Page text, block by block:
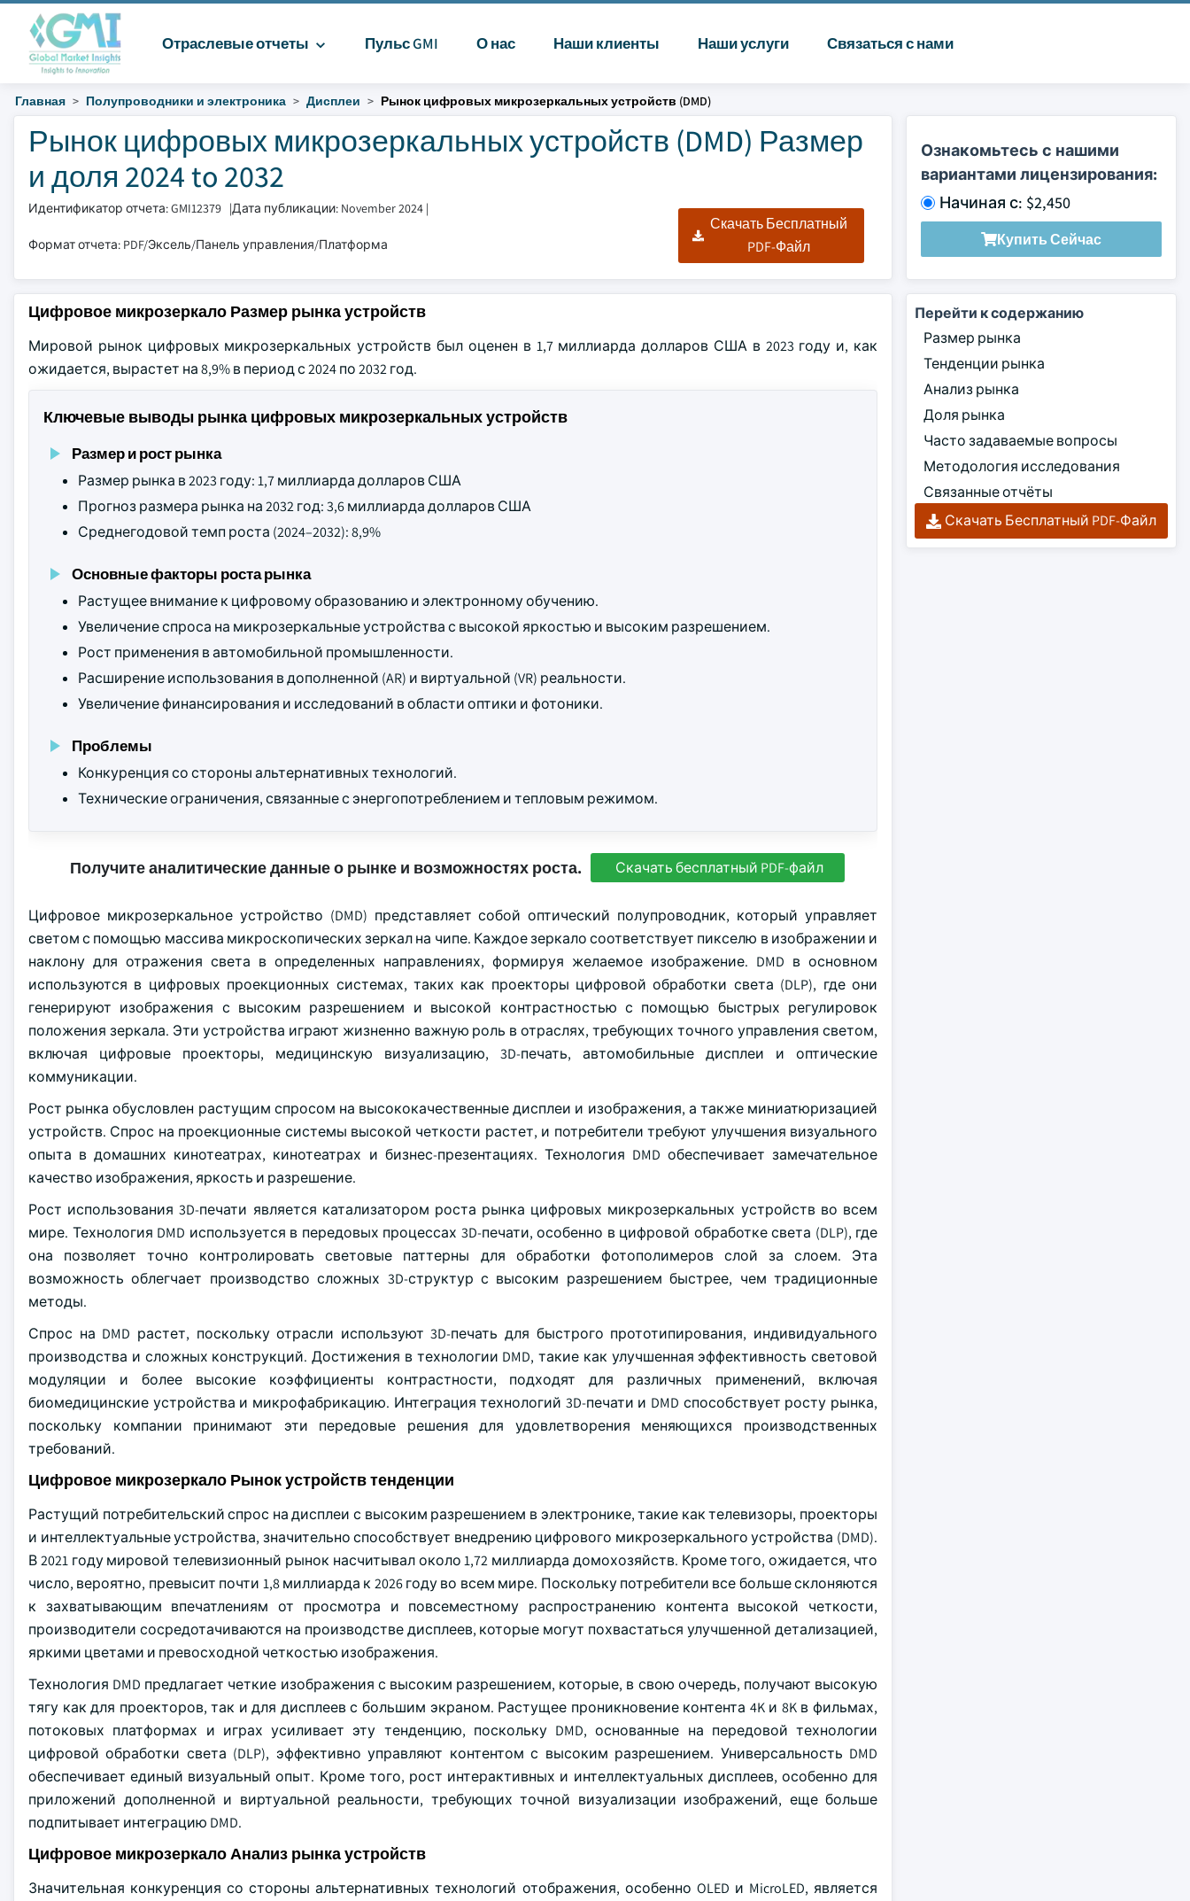
Отраслевые отчеты Пульс GMI О нас Наши клиенты Наши услуги Связаться с нами
Главная Полупроводники и электроника Дисплеи Рынок цифровых микрозеркальных устройств (DMD)
Рынок цифровых микрозеркальных устройств (DMD) Размер
и доля 2024 to 2032
Идентификатор отчета: GMI12379 |Дата публикации: November 2024 |
Формат отчета: PDF/Эксель/Панель управления/Платформа
Скачать Бесплатный
PDF-Файл
Ознакомьтесь с нашими
вариантами лицензирования:
Начиная с: $2,450
Купить Сейчас
Цифровое микрозеркало Размер рынка устройств
Мировой рынок цифровых микрозеркальных устройств был оценен в 1,7 миллиарда долларов США в 2023 году и, как
ожидается, вырастет на 8,9% в период с 2024 по 2032 год.
Ключевые выводы рынка цифровых микрозеркальных устройств
Размер и рост рынка
Размер рынка в 2023 году: 1,7 миллиарда долларов США
Прогноз размера рынка на 2032 год: 3,6 миллиарда долларов США
Среднегодовой темп роста (2024–2032): 8,9%
Основные факторы роста рынка
Растущее внимание к цифровому образованию и электронному обучению.
Увеличение спроса на микрозеркальные устройства с высокой яркостью и высоким разрешением.
Рост применения в автомобильной промышленности.
Расширение использования в дополненной (AR) и виртуальной (VR) реальности.
Увеличение финансирования и исследований в области оптики и фотоники.
Проблемы
Конкуренция со стороны альтернативных технологий.
Технические ограничения, связанные с энергопотреблением и тепловым режимом.
Получите аналитические данные о рынке и возможностях роста. Скачать бесплатный PDF-файл
Цифровое микрозеркальное устройство (DMD) представляет собой оптический полупроводник, который управляет
светом с помощью массива микроскопических зеркал на чипе. Каждое зеркало соответствует пикселю в изображении и
наклону для отражения света в определенных направлениях, формируя желаемое изображение. DMD в основном
используются в цифровых проекционных системах, таких как проекторы цифровой обработки света (DLP), где они
генерируют изображения с высоким разрешением и высокой контрастностью с помощью быстрых регулировок
положения зеркала. Эти устройства играют жизненно важную роль в отраслях, требующих точного управления светом,
включая цифровые проекторы, медицинскую визуализацию, 3D-печать, автомобильные дисплеи и оптические
коммуникации.
Рост рынка обусловлен растущим спросом на высококачественные дисплеи и изображения, а также миниатюризацией
устройств. Спрос на проекционные системы высокой четкости растет, и потребители требуют улучшения визуального
опыта в домашних кинотеатрах, кинотеатрах и бизнес-презентациях. Технология DMD обеспечивает замечательное
качество изображения, яркость и разрешение.
Рост использования 3D-печати является катализатором роста рынка цифровых микрозеркальных устройств во всем
мире. Технология DMD используется в передовых процессах 3D-печати, особенно в цифровой обработке света (DLP), где
она позволяет точно контролировать световые паттерны для обработки фотополимеров слой за слоем. Эта
возможность облегчает производство сложных 3D-структур с высоким разрешением быстрее, чем традиционные
методы.
Спрос на DMD растет, поскольку отрасли используют 3D-печать для быстрого прототипирования, индивидуального
производства и сложных конструкций. Достижения в технологии DMD, такие как улучшенная эффективность световой
модуляции и более высокие коэффициенты контрастности, подходят для различных применений, включая
биомедицинские устройства и микрофабрикацию. Интеграция технологий 3D-печати и DMD способствует росту рынка,
поскольку компании принимают эти передовые решения для удовлетворения меняющихся производственных
требований.
Цифровое микрозеркало Рынок устройств тенденции
Растущий потребительский спрос на дисплеи с высоким разрешением в электронике, такие как телевизоры, проекторы
и интеллектуальные устройства, значительно способствует внедрению цифрового микрозеркального устройства (DMD).
В 2021 году мировой телевизионный рынок насчитывал около 1,72 миллиарда домохозяйств. Кроме того, ожидается, что
число, вероятно, превысит почти 1,8 миллиарда к 2026 году во всем мире. Поскольку потребители все больше склоняются
к захватывающим впечатлениям от просмотра и повсеместному распространению контента высокой четкости,
производители сосредотачиваются на производстве дисплеев, которые могут похвастаться улучшенной детализацией,
яркими цветами и превосходной четкостью изображения.
Технология DMD предлагает четкие изображения с высоким разрешением, которые, в свою очередь, получают высокую
тягу как для проекторов, так и для дисплеев с большим экраном. Растущее проникновение контента 4K и 8K в фильмах,
потоковых платформах и играх усиливает эту тенденцию, поскольку DMD, основанные на передовой технологии
цифровой обработки света (DLP), эффективно управляют контентом с высоким разрешением. Универсальность DMD
обеспечивает единый визуальный опыт. Кроме того, рост интерактивных и интеллектуальных дисплеев, особенно для
приложений дополненной и виртуальной реальности, требующих точной визуализации изображений, еще больше
подпитывает интеграцию DMD.
Цифровое микрозеркало Анализ рынка устройств
Значительная конкуренция со стороны альтернативных технологий отображения, особенно OLED и MicroLED, является
Перейти к содержанию
Размер рынка
Тенденции рынка
Анализ рынка
Доля рынка
Часто задаваемые вопросы
Методология исследования
Связанные отчёты
Скачать Бесплатный PDF-Файл